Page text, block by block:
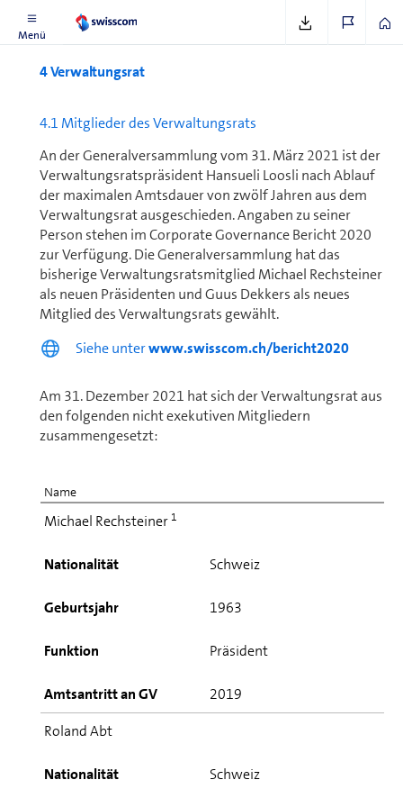
Menü
4 Ver­wal­tungs­rat
4.1 Mitglieder des Ver­wal­tungs­rats
An der Ge­ne­ral­ver­samm­lung vom 31. März 2021 ist der
Ver­wal­tungs­ratspräsident Hansueli Loosli nach Ablauf
der maximalen Amtsdauer von zwölf Jahren aus dem
Ver­wal­tungs­rat ausgeschieden. Angaben zu seiner
Person stehen im Corporate Governance Bericht 2020
zur Verfügung. Die Ge­ne­ral­ver­samm­lung hat das
bisherige Ver­wal­tungs­ratsmitglied Michael Rechsteiner
als neuen Präsidenten und Guus Dekkers als neues
Mitglied des Ver­wal­tungs­rats gewählt.
Siehe unterwww.swisscom.ch/bericht2020
Am 31. Dezember 2021 hat sich der Ver­wal­tungs­rat aus
den folgenden nicht exekutiven Mitgliedern
zusammen­gesetzt:
Name
Michael Rechsteiner 1
Nationalität Schweiz
Geburtsjahr 1963
Funktion Präsident
Amtsantritt an GV
2019
Roland Abt
Nationalität Schweiz